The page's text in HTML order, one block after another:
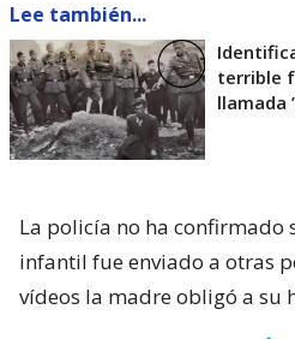
Lee también...
terrible
llamada
La policía no ha confirmado
infantil fue enviado a otras
vídeos la madre obligó a su